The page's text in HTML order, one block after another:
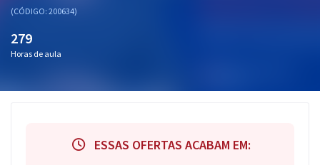
OAB
Mentorias
(CÓDIGO: 200634)
279
Horas de aula
ESSAS OFERTAS ACABAM EM: